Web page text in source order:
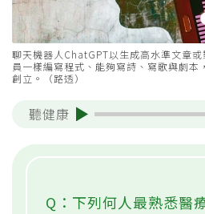
聊天機器人ChatGPT以生成高水準文章
員一樣編寫程式、能夠寫詩、寫歌與劇
創立。（路透）
聽健康
Q：下列何人最熟悉醫